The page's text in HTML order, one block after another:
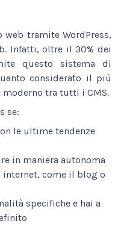
tramite WordPress,
Infatti, oltre il 30% dei
questo sistema di
considerato il più
tra tutti i CMS.
se:
le ultime tendenze
in maniera autonoma
come il blog o
specifiche e hai a